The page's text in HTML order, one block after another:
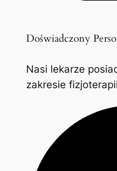
Doświadczony
Nasi lekarze
zakresie fizjoterapii